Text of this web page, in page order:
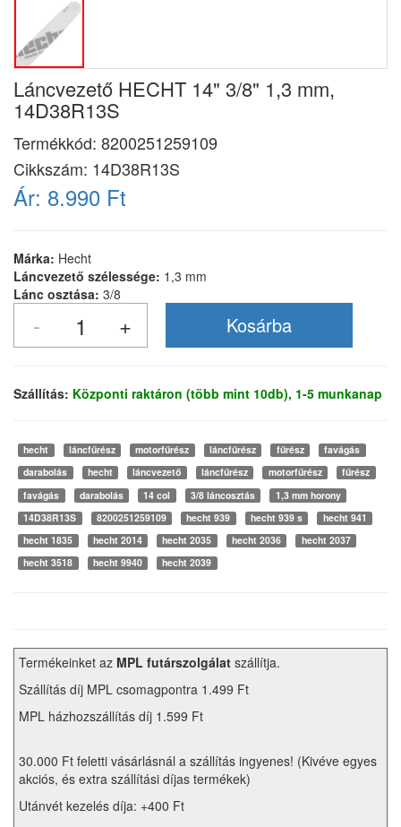
Láncvezető HECHT 14" 3/8" 1,3 mm,
14D38R13S
Termékkód: 8200251259109
Cikkszám: 14D38R13S
Ár: 8.990 Ft
Márka: Hecht
Láncvezető szélessége: 1,3 mm
Lánc osztása: 3/8
Szállítás: Központi raktáron (több mint 10db), 1-5 munkanap
hecht láncfűrész motorfűrész láncfűrész fűrész
favágás
darabolás
hecht láncvezető láncfűrész motorfűrész
fűrész
favágás
darabolás 14 col 3/8 láncosztás
1,3 mm horony
14D38R13S
8200251259109 hecht 939 hecht 939 s
hecht 941
hecht 1835
hecht 2014 hecht 2035 hecht 2036
hecht 2037
hecht 3518
hecht 9940 hecht 2039
Termékeinket az MPL futárszolgálat szállítja.
Szállítás díj MPL csomagpontra 1.499 Ft
MPL házhozszállítás díj 1.599 Ft
30.000 Ft feletti vásárlásnál a szállítás ingyenes! (Kivéve egyes
akciós, és extra szállítási díjas termékek)
Utánvét kezelés díja: +400 Ft